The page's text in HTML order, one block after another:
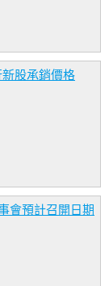
股承銷價格
會預計召開日期